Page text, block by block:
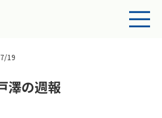
19
澤の週報